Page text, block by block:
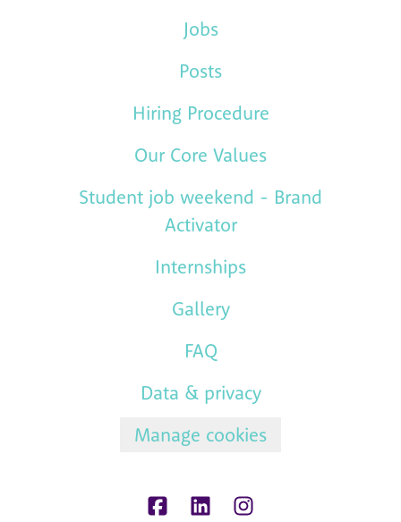
Jobs
Posts
Hiring Procedure
Our Core Values
Student job weekend - Brand
Activator
Internships
Gallery
FAQ
Data & privacy
Manage cookies